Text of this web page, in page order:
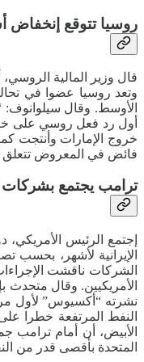
روسيا تتوقع إنخفاض
قال وزير المالية
وتعد روسيا عضوا في
الأوسط. وقال سيلوانوف:
أول رد فعل روسي على
خروج الإمارات وأنتجت
فائض في المعروض تتعلق
ترامب يجتمع بشركات
إجتمع الرئيس
الإيرانية لأشهر،
الشركات ناقشت
الأمريكيين. وقال متحدث
نشرته “أكسيوس” لأول
النفط المرتفعة خطرا
الأبيض، أن أمام ترامب
المتحدة بأقصى قدر من